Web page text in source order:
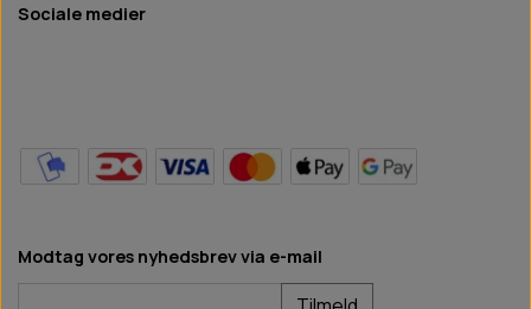
Sociale medier
Modtag vores nyhedsbrev via e-mail